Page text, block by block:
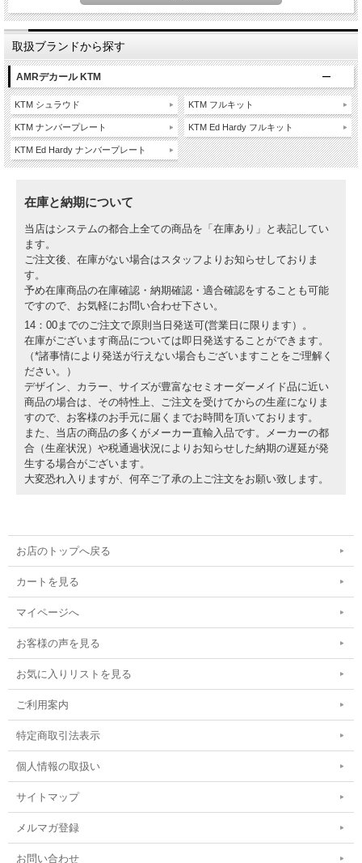
取扱ブランドから探す
AMRデカール KTM
KTM シュラウド
KTM ナンバープレート
KTM Ed Hardy ナンバープレート
KTM フルキット
KTM Ed Hardy フルキット
在庫と納期について
当店はシステムの都合上全ての商品を「在庫あり」と表記してい
ます。
ご注文後、在庫がない場合はスタッフよりお知らせしておりま
す。
予め在庫商品の在庫確認・納期確認・適合確認をすることも可能
ですので、お気軽にお問い合わせ下さい。
14：00までのご注文で原則当日発送可(営業日に限ります）。
在庫がございます商品については即日発送することができます。
（*諸事情により発送が行えない場合もございますことをご理解く
ださい。）
デザイン、カラー、サイズが豊富なセミオーダーメイド品に近い
商品の場合は、その特性上、ご注文を受けてからの生産になりま
すので、お客様のお手元に届くまでお時間を頂いております。
また、当店の商品の多くがメーカー直輸入品です。メーカーの都
合（生産状況）や税通過状況によりお知らせした納期の遅延が発
生する場合がございます。
大変恐れ入りますが、何卒ご了承の上ご注文をお願い致します。
お店のトップへ戻る
カートを見る
マイページへ
お客様の声を見る
お気に入りリストを見る
ご利用案内
特定商取引法表示
個人情報の取扱い
サイトマップ
メルマガ登録
お問い合わせ